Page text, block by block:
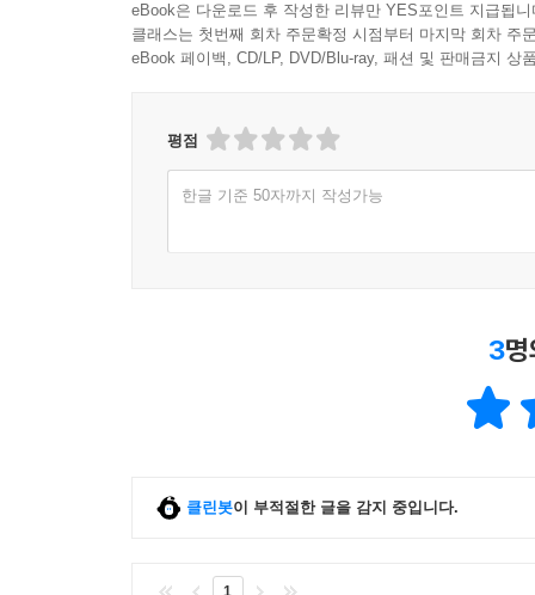
eBook은 다운로드 후 작성한 리뷰만 YES포인트 지급됩니
클래스는 첫번째 회차 주문확정 시점부터 마지막 회차 주
eBook 페이백, CD/LP, DVD/Blu-ray, 패션 및 판매금지 상
평점
한글 기준 50자까지 작성가능
3
클린봇이 부적절한 글을 감지 중입니다.